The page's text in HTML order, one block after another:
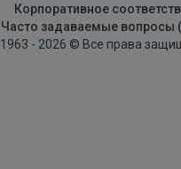
Корпоративное
Часто задаваемые вопросы
1963 - 2026 © Все права